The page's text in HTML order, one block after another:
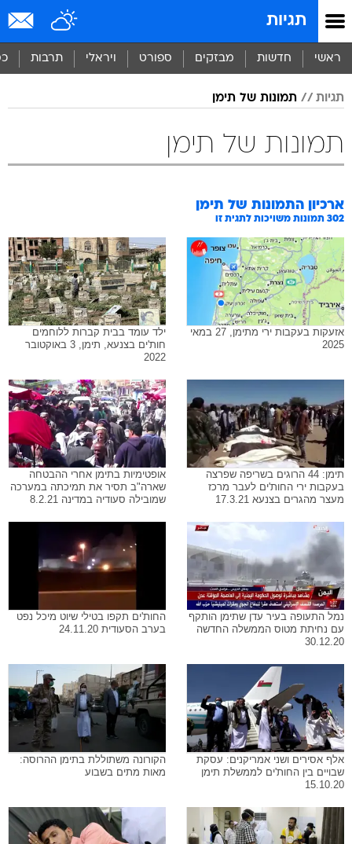
תגיות
ראשי חדשות מבזקים ספורט ויראלי תרבות
תגיות תמונות של תימן
תמונות של תימן
ארכיון התמונות של תימן
302 תמונות משויכות לתגית זו
אזעקות בעקבות ירי מתימן, 27 במאי
2025
ילד עומד בבית קברות ללוחמים
חות'ים בצנעא, תימן, 3 באוקטובר
2022
תימן: 44 הרוגים בשריפה שפרצה
בעקבות ירי החות'ים לעבר מרכז
מעצר מהגרים בצנעא 17.3.21
אופטימיות בתימן אחרי ההבטחה
שארה"ב תסיר את תמיכתה במערכה
שמובילה סעודיה במדינה 8.2.21
נמל התעופה בעיר עדן שתימן הותקף
עם נחיתת מטוס הממשלה החדשה
30.12.20
החות'ים תקפו בטילי שיוט מיכל נפט
בערב הסעודית 24.11.20
אלף אסירים ושני אמריקנים: עסקת
שבויים בין החות'ים לממשלת תימן
15.10.20
הקורונה משתוללת בתימן ההרוסה:
מאות מתים בשבוע